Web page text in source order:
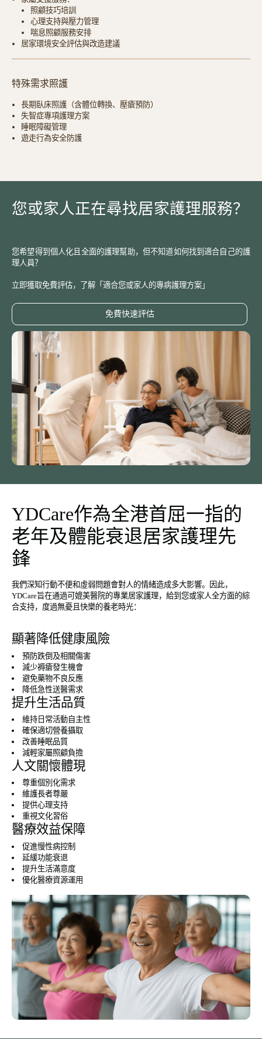
照顧技巧培訓
心理支持與壓力管理
喘息照顧服務安排
居家環境安全評估與改造建議
特殊需求照護
長期臥床照護（含體位轉換、壓瘡預防）
失智症專項護理方案
睡眠障礙管理
遊走行為安全防護
您或家人正在尋找居家護理服務？
您希望得到個人化且全面的護理幫助，但不知道如何找到適合自己的護
理人員？
立即獲取免費評估，了解「適合您或家人的專病護理方案」
免費快速評估
YDCare作為全港首屈一指的
老年及體能衰退居家護理先
鋒
我們深知行動不便和虛弱問題會對人的情緒造成多大影響。因此，
YDCare旨在通過可媲美醫院的專業居家護理，給到您或家人全方面的綜
合支持，度過無憂且快樂的養老時光：
顯著降低健康風險
預防跌倒及相關傷害
減少褥瘡發生機會
避免藥物不良反應
降低急性送醫需求
提升生活品質
維持日常活動自主性
確保適切營養攝取
改善睡眠品質
減輕家屬照顧負擔
人文關懷體現
尊重個別化需求
維護長者尊嚴
提供心理支持
重視文化習俗
醫療效益保障
促進慢性病控制
延緩功能衰退
提升生活滿意度
優化醫療資源運用